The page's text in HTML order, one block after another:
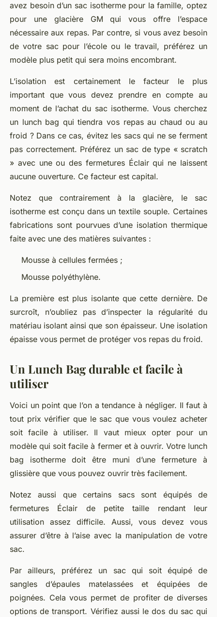
avez besoin d’un sac isotherme pour la famille, optez
pour une glacière GM qui vous offre l’espace
nécessaire aux repas. Par contre, si vous avez besoin
de votre sac pour l’école ou le travail, préférez un
modèle plus petit qui sera moins encombrant.
L’isolation est certainement le facteur le plus
important que vous devez prendre en compte au
moment de l’achat du sac isotherme. Vous cherchez
un lunch bag qui tiendra vos repas au chaud ou au
froid ? Dans ce cas, évitez les sacs qui ne se ferment
pas correctement. Préférez un sac de type « scratch
» avec une ou des fermetures Éclair qui ne laissent
aucune ouverture. Ce facteur est capital.
Notez que contrairement à la glacière, le sac
isotherme est conçu dans un textile souple. Certaines
fabrications sont pourvues d’une isolation thermique
faite avec une des matières suivantes :
Mousse à cellules fermées ;
Mousse polyéthylène.
La première est plus isolante que cette dernière. De
surcroît, n’oubliez pas d’inspecter la régularité du
matériau isolant ainsi que son épaisseur. Une isolation
épaisse vous permet de protéger vos repas du froid.
Un Lunch Bag durable et facile à
utiliser
Voici un point que l’on a tendance à négliger. Il faut à
tout prix vérifier que le sac que vous voulez acheter
soit facile à utiliser. Il vaut mieux opter pour un
modèle qui soit facile à fermer et à ouvrir. Votre lunch
bag isotherme doit être muni d’une fermeture à
glissière que vous pouvez ouvrir très facilement.
Notez aussi que certains sacs sont équipés de
fermetures Éclair de petite taille rendant leur
utilisation assez difficile. Aussi, vous devez vous
assurer d’être à l’aise avec la manipulation de votre
sac.
Par ailleurs, préférez un sac qui soit équipé de
sangles d’épaules matelassées et équipées de
poignées. Cela vous permet de profiter de diverses
options de transport. Vérifiez aussi le dos du sac qui